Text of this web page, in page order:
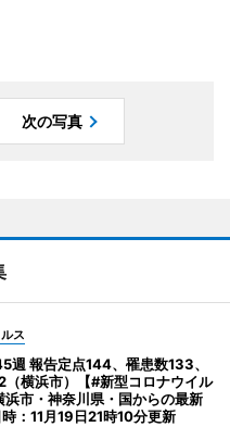
次の写真
ス
週 報告定点144、罹患数133、
横浜市）【#新型コロナウイル
浜市・神奈川県・国からの最新
：11月19日21時10分更新